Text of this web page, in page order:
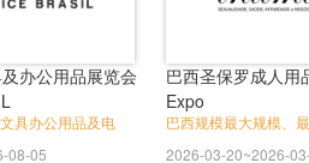
办公用品展览会
具办公用品及电
08-05
巴西圣保罗成人用
Expo
巴西规模最大规模、
2026-03-20~2026-